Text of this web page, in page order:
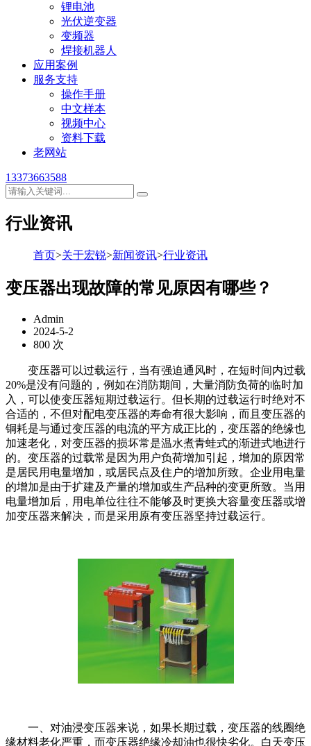
锂电池
光伏逆变器
变频器
焊接机器人
应用案例
服务支持
操作手册
中文样本
视频中心
资料下载
老网站
13373663588
行业资讯
首页>关于宏锐>新闻资讯>行业资讯
变压器出现故障的常见原因有哪些？
Admin
2024-5-2
800 次
变压器可以过载运行，当有强迫通风时，在短时间内过载
20%是没有问题的，例如在消防期间，大量消防负荷的临时加
入，可以使变压器短期过载运行。但长期的过载运行时绝对不
合适的，不但对配电变压器的寿命有很大影响，而且变压器的
铜耗是与通过变压器的电流的平方成正比的，变压器的绝缘也
加速老化，对变压器的损坏常是温水煮青蛙式的渐进式地进行
的。变压器的过载常是因为用户负荷增加引起，增加的原因常
是居民用电量增加，或居民点及住户的增加所致。企业用电量
的增加是由于扩建及产量的增加或生产品种的变更所致。当用
电量增加后，用电单位往往不能够及时更换大容量变压器或增
加变压器来解决，而是采用原有变压器坚持过载运行。
一、对油浸变压器来说，如果长期过载，变压器的线圈绝
缘材料老化严重，而变压器绝缘冷却油也很快劣化。白天变压